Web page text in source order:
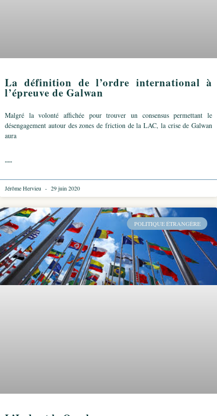
La définition de l’ordre international à
l’épreuve de Galwan
Malgré la volonté affichée pour trouver un consensus permettant le
désengagement autour des zones de friction de la LAC, la crise de Galwan
aura
.....
Jérôme Hervieu 29 juin 2020
POLITIQUE ÉTRANGÈRE